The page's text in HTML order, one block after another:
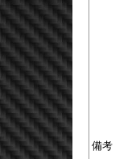
備考